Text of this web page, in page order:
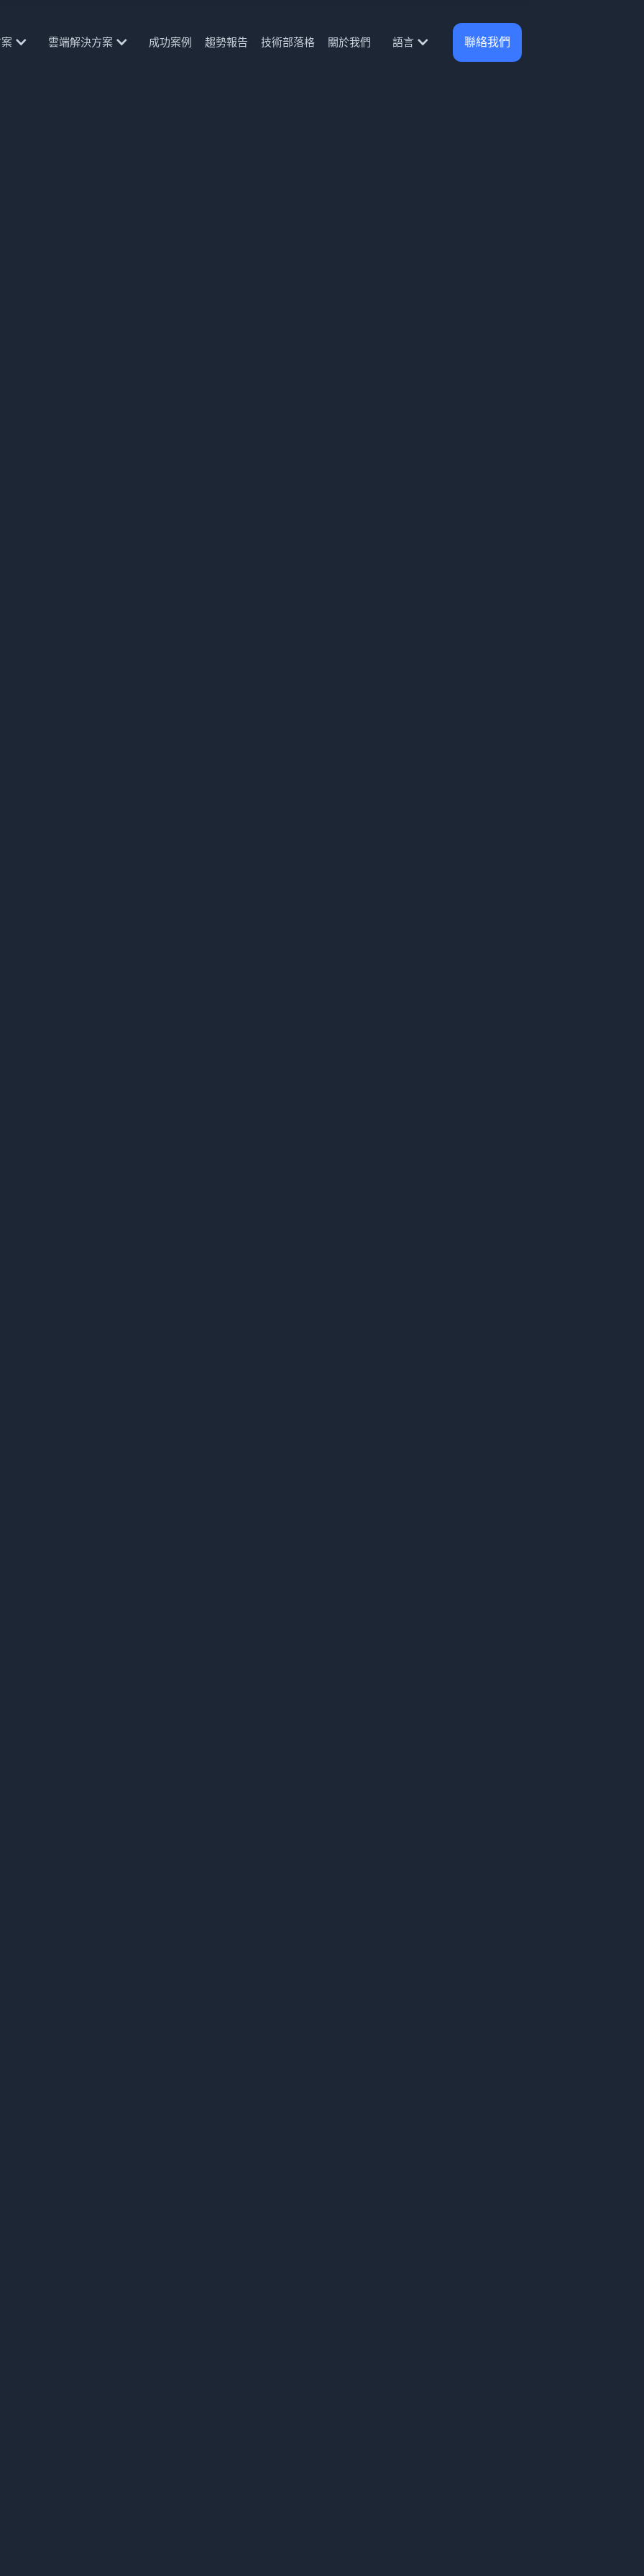
雲端解決方案 成功案例 趨勢報告 技術部落格 關於我們 語言 聯絡我們